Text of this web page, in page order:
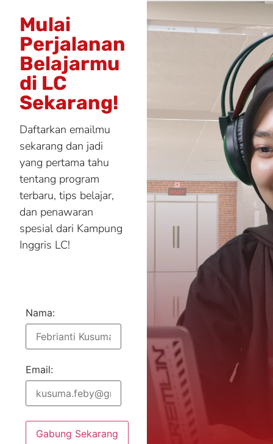
Mulai
Perjalanan
Belajarmu
di LC
Sekarang!
Daftarkan emailmu
sekarang dan jadi
yang pertama tahu
tentang program
terbaru, tips belajar,
dan penawaran
spesial dari Kampung
Inggris LC!
Nama:
Email:
Gabung Sekarang